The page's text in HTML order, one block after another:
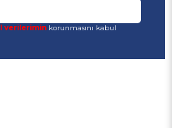
verileriminkorunmasını kabul